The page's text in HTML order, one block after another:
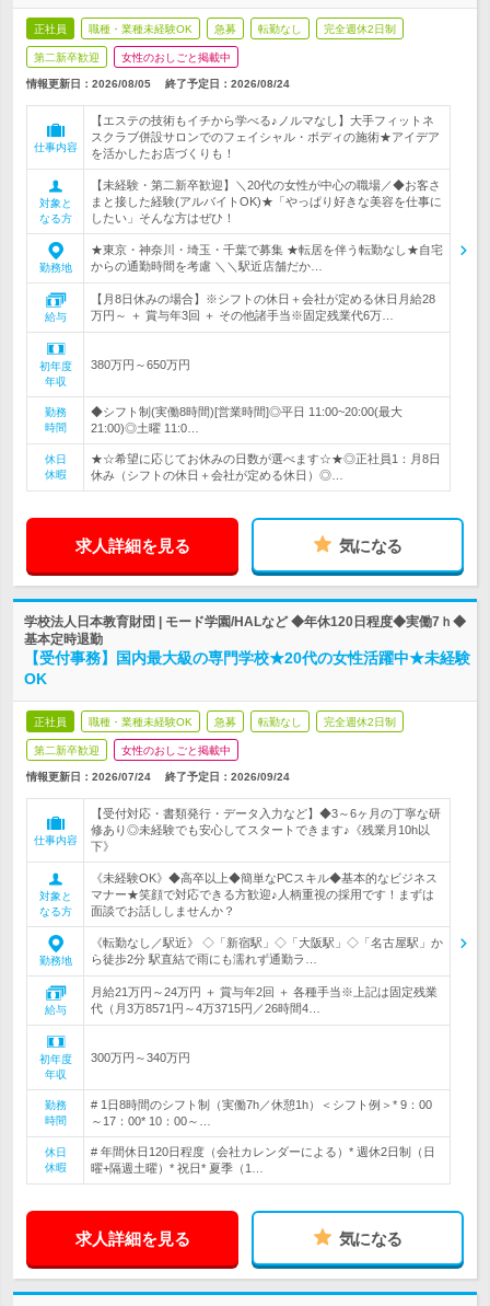
正社員 職種・業種未経験OK 急募 転勤なし 完全週休2日制
第二新卒歓迎 女性のおしごと掲載中
情報更新日：2026/08/05 終了予定日： 2026/08/24
仕事内容
【エステの技術もイチから学べる♪ノルマなし】大手フィットネ
スクラブ併設サロンでのフェイシャル・ボディの施術★アイデア
を活かしたお店づくりも！
対象と
なる方
【未経験・第二新卒歓迎】＼20代の女性が中心の職場／◆お客さ
まと接した経験(アルバイトOK)★「やっぱり好きな美容を仕事に
したい」そんな方はぜひ！
勤務地
★東京・神奈川・埼玉・千葉で募集 ★転居を伴う転勤なし★自宅
からの通勤時間を考慮 ＼＼駅近店舗だか…
給与
【月8日休みの場合】※シフトの休日＋会社が定める休日月給28
万円～ ＋ 賞与年3回 ＋ その他諸手当※固定残業代6万…
初年度
年収
380万円～650万円
勤務
時間
◆シフト制(実働8時間)[営業時間]◎平日 11:00~20:00(最大
21:00)◎土曜 11:0…
休日
休暇
★☆希望に応じてお休みの日数が選べます☆★◎正社員1：月8日
休み（シフトの休日＋会社が定める休日）◎…
求人詳細を見る 気になる
学校法人日本教育財団 | モード学園/HALなど ◆年休120日程度◆実働7ｈ◆
基本定時退勤
【受付事務】国内最大級の専門学校★20代の女性活躍中★未経験
OK
正社員 職種・業種未経験OK 急募 転勤なし 完全週休2日制
第二新卒歓迎 女性のおしごと掲載中
情報更新日：2026/07/24 終了予定日： 2026/09/24
仕事内容
【受付対応・書類発行・データ入力など】◆3～6ヶ月の丁寧な研
修あり◎未経験でも安心してスタートできます♪《残業月10h以
下》
対象と
なる方
《未経験OK》◆高卒以上◆簡単なPCスキル◆基本的なビジネス
マナー★笑顔で対応できる方歓迎♪人柄重視の採用です！まずは
面談でお話ししませんか？
勤務地
《転勤なし／駅近》 ◇「新宿駅」◇「大阪駅」◇「名古屋駅」か
ら徒歩2分 駅直結で雨にも濡れず通勤ラ…
給与
月給21万円～24万円 ＋ 賞与年2回 ＋ 各種手当※上記は固定残業
代（月3万8571円～4万3715円／26時間4…
初年度
年収
300万円～340万円
勤務
時間
# 1日8時間のシフト制（実働7h／休憩1h）＜シフト例＞* 9：00
～17：00* 10：00～…
休日
休暇
# 年間休日120日程度（会社カレンダーによる）* 週休2日制（日
曜+隔週土曜）* 祝日* 夏季（1…
求人詳細を見る 気になる